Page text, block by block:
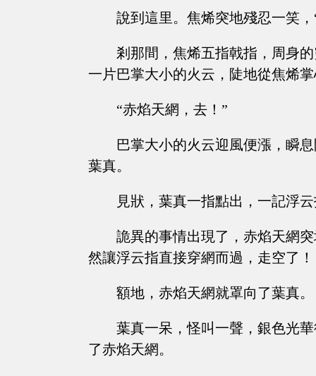
說到這里。焦烯突地殘忍一笑
剎那間，焦烯五指戟指，周身
一片巴掌大小的火云，陡地從焦烯
“赤焰天網，去！”
巴掌大小的火云迎風便漲，瞬
葉真。
見狀，葉真一指點出，一記浮
詭異的事情出現了，赤焰天網
然讓浮云指直接穿網而過，走空了！
額地，赤焰天網就罩向了葉真。
葉真一呆，怪叫一聲，銀色光
了赤焰天網。